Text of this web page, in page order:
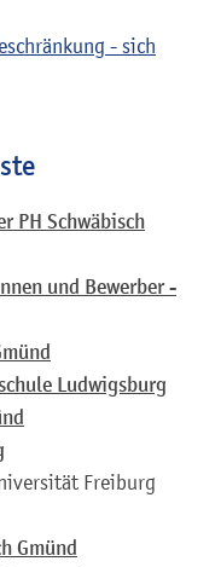
- sich
PH Schwäbisch
und Bewerber -
Ludwigsburg
Freiburg
Gmünd